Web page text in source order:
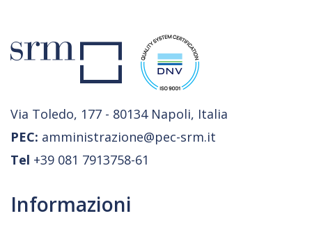
Via Toledo, 177 - 80134 Napoli, Italia
PEC: amministrazione@pec-srm.it
Tel +39 081 7913758-61
Informazioni